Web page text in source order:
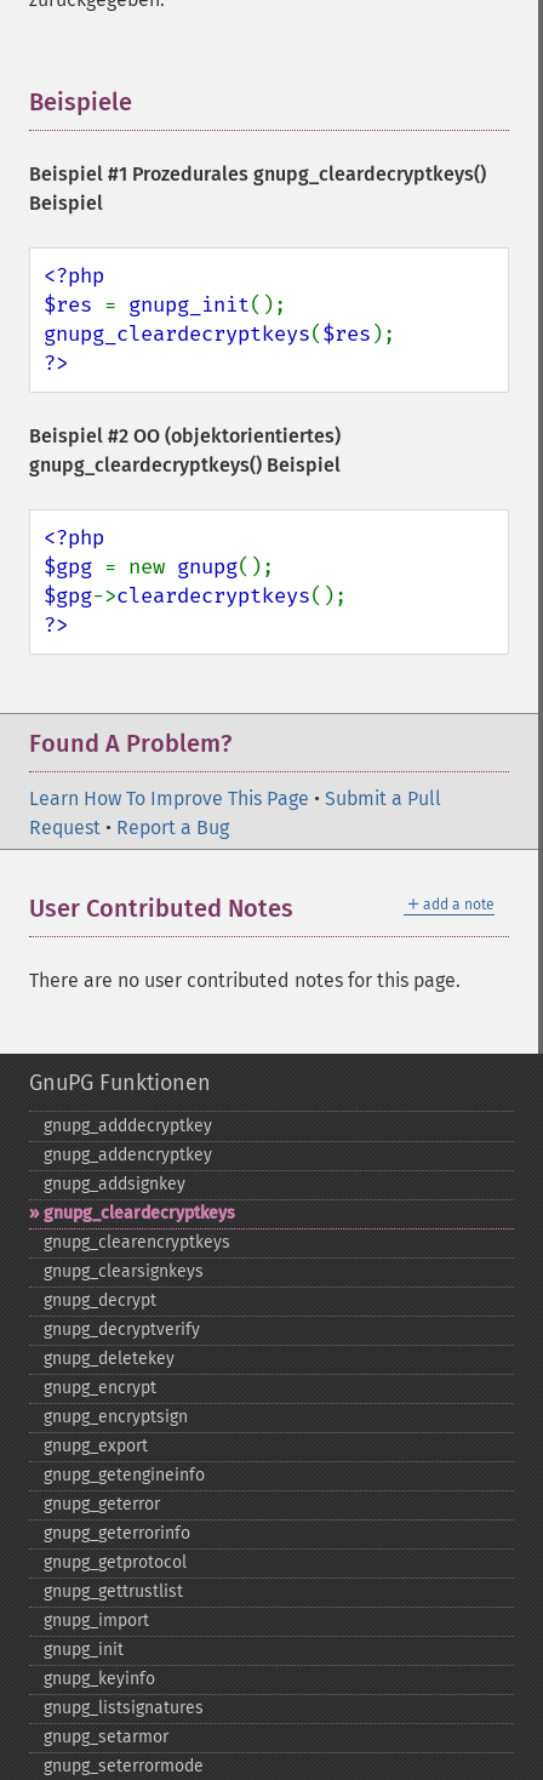
Beispiele
Beispiel #1 Prozedurales gnupg_cleardecryptkeys()
Beispiel
<?php
$res = gnupg_init
gnupg_cleardecryptkeys($res
?>
Beispiel #2 OO (objektorientiertes)
gnupg_cleardecryptkeys() Beispiel
<?php
$gpg = new gnupg
$gpg->cleardecryptkeys
?>
Found A Problem?
Learn How To Improve This Page • Submit a Pull
Request • Report a Bug
＋ add a note
User Contributed Notes
There are no user contributed notes for this page.
GnuPG Funktionen
gnupg_​adddecryptkey
gnupg_​addencryptkey
gnupg_​addsignkey
gnupg_​cleardecryptkeys
gnupg_​clearencryptkeys
gnupg_​clearsignkeys
gnupg_​decrypt
gnupg_​decryptverify
gnupg_​deletekey
gnupg_​encrypt
gnupg_​encryptsign
gnupg_​export
gnupg_​getengineinfo
gnupg_​geterror
gnupg_​geterrorinfo
gnupg_​getprotocol
gnupg_​gettrustlist
gnupg_​import
gnupg_​init
gnupg_​keyinfo
gnupg_​listsignatures
gnupg_​setarmor
gnupg_​seterrormode